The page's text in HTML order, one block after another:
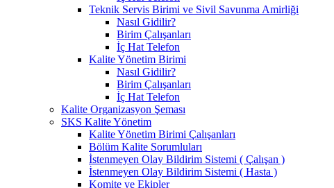
Teknik Servis Birimi ve Sivil Savunma Amirliği
Nasıl Gidilir?
Birim Çalışanları
İç Hat Telefon
Kalite Yönetim Birimi
Nasıl Gidilir?
Birim Çalışanları
İç Hat Telefon
Kalite Organizasyon Şeması
SKS Kalite Yönetim
Kalite Yönetim Birimi Çalışanları
Bölüm Kalite Sorumluları
İstenmeyen Olay Bildirim Sistemi ( Çalışan )
İstenmeyen Olay Bildirim Sistemi ( Hasta )
Komite ve Ekipler